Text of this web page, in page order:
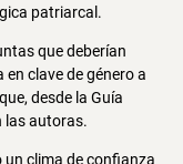
patriarcal.
que deberían
clave de género a
desde la Guía
las autoras.
un clima de confianza